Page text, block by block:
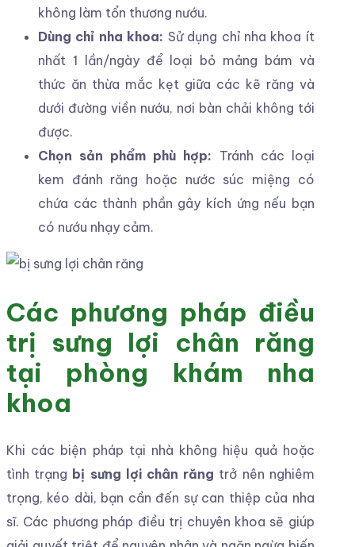
không làm tổn thương nướu.
Dùng chỉ nha khoa: Sử dụng chỉ nha khoa ít
nhất 1 lần/ngày để loại bỏ mảng bám và
thức ăn thừa mắc kẹt giữa các kẽ răng và
dưới đường viền nướu, nơi bàn chải không tới
được.
Chọn sản phẩm phù hợp: Tránh các loại
kem đánh răng hoặc nước súc miệng có
chứa các thành phần gây kích ứng nếu bạn
có nướu nhạy cảm.
Các phương pháp điều
trị sưng lợi chân răng
tại phòng khám nha
khoa
Khi các biện pháp tại nhà không hiệu quả hoặc
tình trạng bị sưng lợi chân răng trở nên nghiêm
trọng, kéo dài, bạn cần đến sự can thiệp của nha
sĩ. Các phương pháp điều trị chuyên khoa sẽ giúp